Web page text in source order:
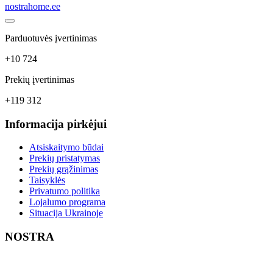
nostrahome.ee
Parduotuvės įvertinimas
+10 724
Prekių įvertinimas
+119 312
Informacija pirkėjui
Atsiskaitymo būdai
Prekių pristatymas
Prekių grąžinimas
Taisyklės
Privatumo politika
Lojalumo programa
Situacija Ukrainoje
NOSTRA